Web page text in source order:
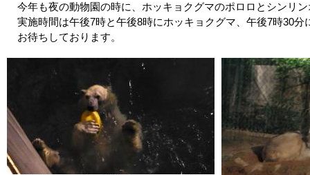
今年も夜の動物園の時に、ホッキョクグマのポロロとシンリ
実施時間は午後7時と午後8時にホッキョクグマ、午後7時30分
お待ちしております。